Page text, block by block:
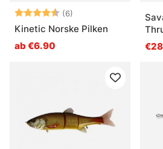
Bewertung:(6)
4.7 von 5 Sternen
Kinetic Norske Pilken
ab €6.90